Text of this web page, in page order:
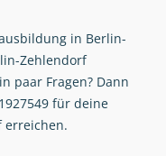
in Berlin-
Zehlendorf
paar Fragen? Dann
für deine
erreichen.